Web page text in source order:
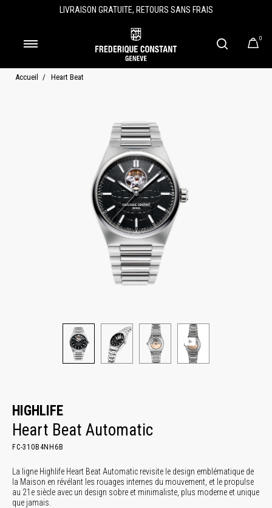
LIVRAISON GRATUITE, RETOURS SANS FRAIS
0
Accueil Heart Beat
HIGHLIFE
Heart Beat Automatic
FC-310B4NH6B
La ligne Highlife Heart Beat Automatic revisite le design emblématique de
la Maison en révélant les rouages internes du mouvement, et le propulse
au 21e siècle avec un design sobre et minimaliste, plus moderne et unique
que jamais.